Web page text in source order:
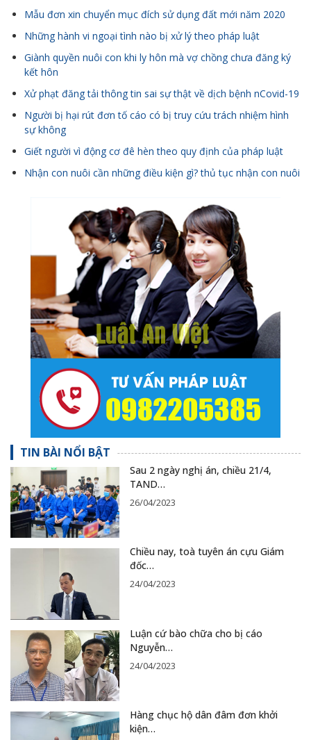
Mẫu đơn xin chuyển mục đích sử dụng đất mới năm 2020
Những hành vi ngoại tình nào bị xử lý theo pháp luật
Giành quyền nuôi con khi ly hôn mà vợ chồng chưa đăng ký
kết hôn
Xử phạt đăng tải thông tin sai sự thật về dịch bệnh nCovid-19
Người bị hại rút đơn tố cáo có bị truy cứu trách nhiệm hình
sự không
Giết người vì động cơ đê hèn theo quy định của pháp luật
Nhận con nuôi cần những điều kiện gì? thủ tục nhận con nuôi
TIN BÀI NỔI BẬT
Sau 2 ngày nghị án, chiều 21/4,
TAND…
26/04/2023
Chiều nay, toà tuyên án cựu Giám
đốc…
24/04/2023
Luận cứ bào chữa cho bị cáo
Nguyễn…
24/04/2023
Hàng chục hộ dân đâm đơn khởi
kiện…